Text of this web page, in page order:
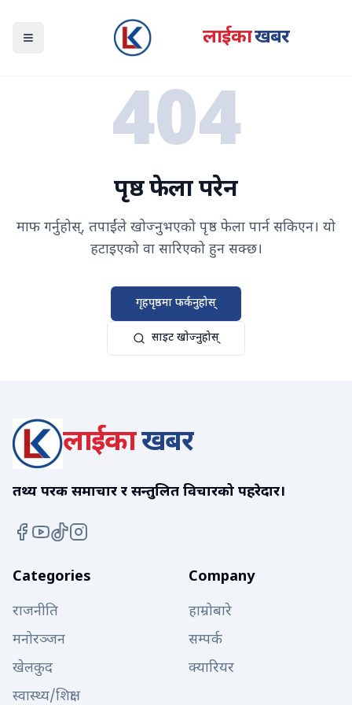
Open navigation menu लाईकाखबर
404
पृष्ठ फेला परेन
माफ गर्नुहोस्, तपाईंले खोज्नुभएको पृष्ठ फेला पार्न सकिएन। यो
हटाइएको वा सारिएको हुन सक्छ।
गृहपृष्ठमा फर्कनुहोस्
साइट खोज्नुहोस्
लाईकाखबर
तथ्य परक समाचार र सन्तुलित विचारको पहरेदार।
Categories
राजनीति
मनोरञ्जन
खेलकुद
स्वास्थ्य/शिक्षा
Company
हाम्रोबारे
सम्पर्क
क्यारियर